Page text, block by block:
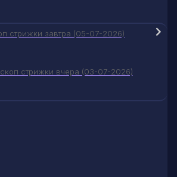
стрижки завтра (05-07-2026)
стрижки вчера (03-07-2026)